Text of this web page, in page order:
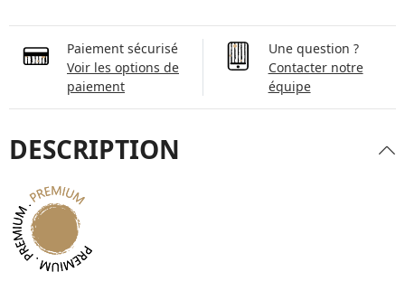
Paiement sécurisé
Voir les options de
paiement
Une question ?
Contacter notre
équipe
DESCRIPTION